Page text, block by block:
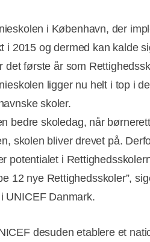
i København, der
i 2015 og dermed kan kalde
det første år som
ligger nu helt i top i
skoler.
bedre skoledag, når
skolen bliver drevet på.
potentialet i
12 nye Rettighedsskoler”,
UNICEF Danmark.
desuden etablere et